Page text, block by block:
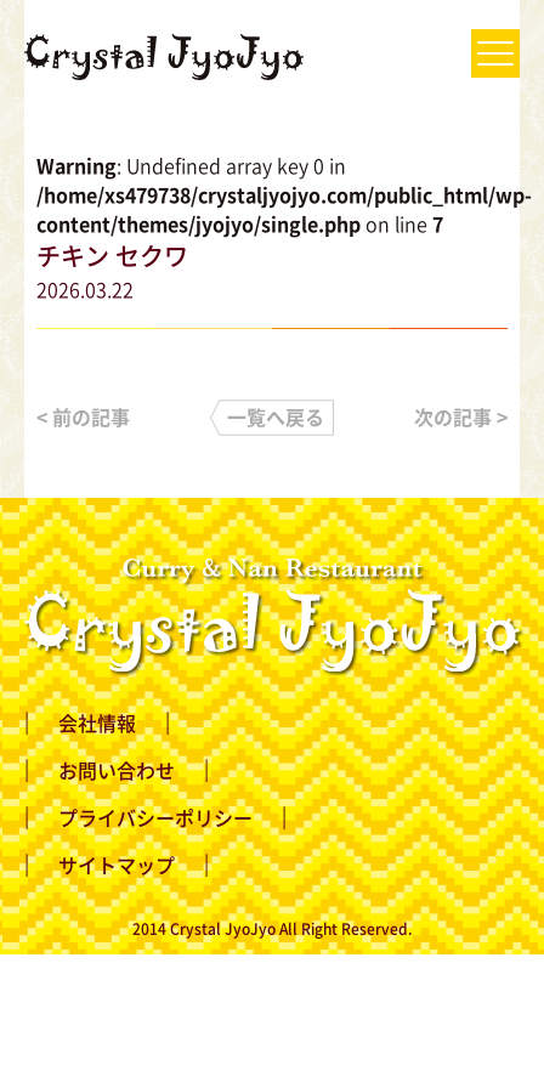
Warning: Undefined array key 0 in
/home/xs479738/crystaljyojyo.com/public_html/wp-
content/themes/jyojyo/single.php on line 7
チキン セクワ
2026.03.22
< 前の記事 一覧へ戻る 次の記事 >
会社情報
お問い合わせ
プライバシーポリシー
サイトマップ
2014 Crystal JyoJyo All Right Reserved.